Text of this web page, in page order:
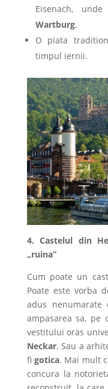
Eisenach,
Wartburg.
O piata
timpul iernii.
4. Castelul din
„ruina”
Cum poate un
Poate este vorba
adus nenumarate
ampasarea sa, pe
vestitului oras
Neckar. Sau a
figotica. Mai mult
concura la